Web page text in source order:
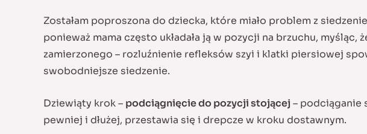
Zostałam poproszona do dziecka, które miało problem z
ponieważ mama często układała ją w pozycji na brzuchu,
zamierzonego – rozluźnienie refleksów szyi i klatki piersiowej
swobodniejsze siedzenie.
Dziewiąty krok – podciągnięcie do pozycji stojącej– podciąganie
pewniej i dłużej, przestawia się i drepcze w kroku dostawnym.